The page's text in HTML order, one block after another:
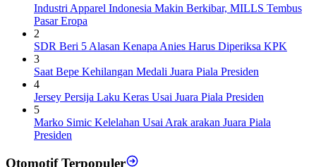
Industri Apparel Indonesia Makin Berkibar, MILLS Tembus
Pasar Eropa
2
SDR Beri 5 Alasan Kenapa Anies Harus Diperiksa KPK
3
Saat Bepe Kehilangan Medali Juara Piala Presiden
4
Jersey Persija Laku Keras Usai Juara Piala Presiden
5
Marko Simic Kelelahan Usai Arak arakan Juara Piala
Presiden
Otomotif Terpopuler